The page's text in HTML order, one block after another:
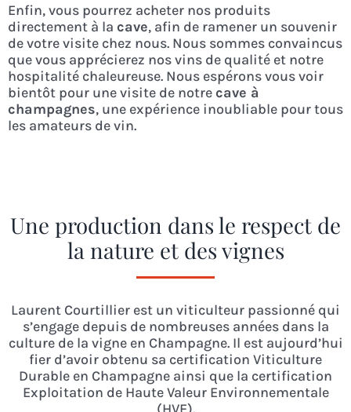
Enfin, vous pourrez acheter nos produits
directement à la cave, afin de ramener un souvenir
de votre visite chez nous. Nous sommes convaincus
que vous apprécierez nos vins de qualité et notre
hospitalité chaleureuse. Nous espérons vous voir
bientôt pour une visite de notrecave à
champagnes, une expérience inoubliable pour tous
les amateurs de vin.
Une production dans le respect de
la nature et des vignes
Laurent Courtillier est un viticulteur passionné qui
s’engage depuis de nombreuses années dans la
culture de la vigne en Champagne. Il est aujourd’hui
fier d’avoir obtenu sa certification Viticulture
Durable en Champagne ainsi que la certification
Exploitation de Haute Valeur Environnementale
(HVE).